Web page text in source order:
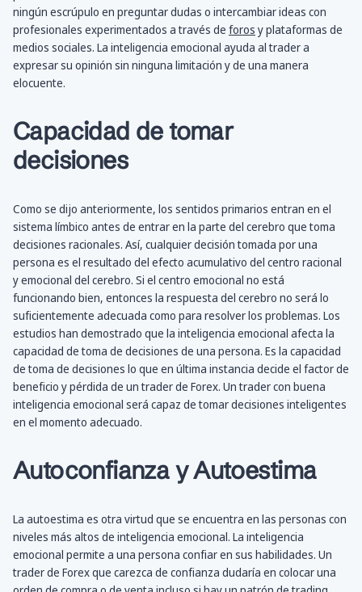
ningún escrúpulo en preguntar dudas o intercambiar ideas con
profesionales experimentados a través de foros y plataformas de
medios sociales. La inteligencia emocional ayuda al trader a
expresar su opinión sin ninguna limitación y de una manera
elocuente.
Capacidad de tomar
decisiones
Como se dijo anteriormente, los sentidos primarios entran en el
sistema límbico antes de entrar en la parte del cerebro que toma
decisiones racionales. Así, cualquier decisión tomada por una
persona es el resultado del efecto acumulativo del centro racional
y emocional del cerebro. Si el centro emocional no está
funcionando bien, entonces la respuesta del cerebro no será lo
suficientemente adecuada como para resolver los problemas. Los
estudios han demostrado que la inteligencia emocional afecta la
capacidad de toma de decisiones de una persona. Es la capacidad
de toma de decisiones lo que en última instancia decide el factor de
beneficio y pérdida de un trader de Forex. Un trader con buena
inteligencia emocional será capaz de tomar decisiones inteligentes
en el momento adecuado.
Autoconfianza y Autoestima
La autoestima es otra virtud que se encuentra en las personas con
niveles más altos de inteligencia emocional. La inteligencia
emocional permite a una persona confiar en sus habilidades. Un
trader de Forex que carezca de confianza dudaría en colocar una